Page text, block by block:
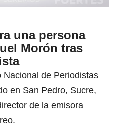
una persona
Morón tras
Nacional de Periodistas
en San Pedro, Sucre,
de la emisora